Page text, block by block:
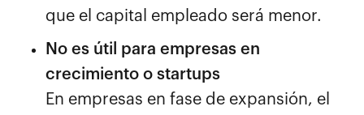
que el capital empleado será menor.
No es útil para empresas en
crecimiento o startups
En empresas en fase de expansión, el